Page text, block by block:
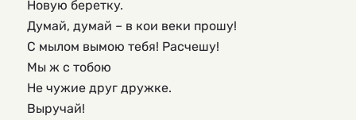
Новую беретку.
Думай, думай – в кои веки прошу!
С мылом вымою тебя! Расчешу!
Мы ж с тобою
Не чужие друг дружке.
Выручай!